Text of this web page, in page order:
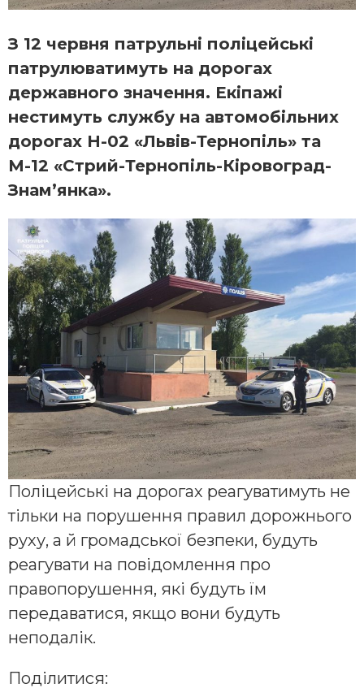
З 12 червня патрульні поліцейські
патрулюватимуть на дорогах
державного значення. Екіпажі
нестимуть службу на автомобільних
дорогах H-02 «Львів-Тернопіль» та
М-12 «Стрий-Тернопіль-Кіровоград-
Знам’янка».
Поліцейські на дорогах реагуватимуть не
тільки на порушення правил дорожнього
руху, а й громадської безпеки, будуть
реагувати на повідомлення про
правопорушення, які будуть їм
передаватися, якщо вони будуть
неподалік.
Поділитися: